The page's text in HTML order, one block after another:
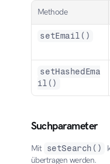
Methode
setEmail()
setHashedEma
il()
Suchparameter
Mit setSearch()
übertragen werden.